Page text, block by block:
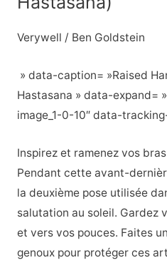
Verywell / Ben Goldstein
» data-caption= »Raised
Hastasana » data-expand=
image_1-0-10″ data-
Inspirez et ramenez vos
Pendant cette avant-
la deuxième pose utilisée
salutation au soleil. Gardez
et vers vos pouces. Faites
genoux pour protéger ces